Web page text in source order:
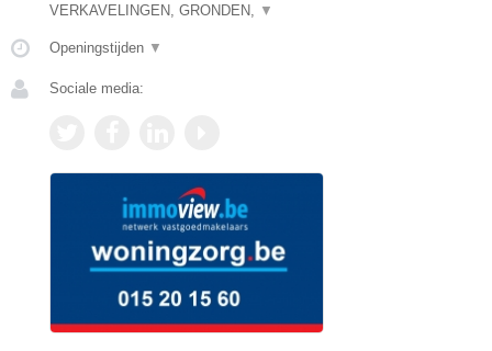
VERKAVELINGEN, GRONDEN,
▼
Openingstijden ▼
Sociale media: